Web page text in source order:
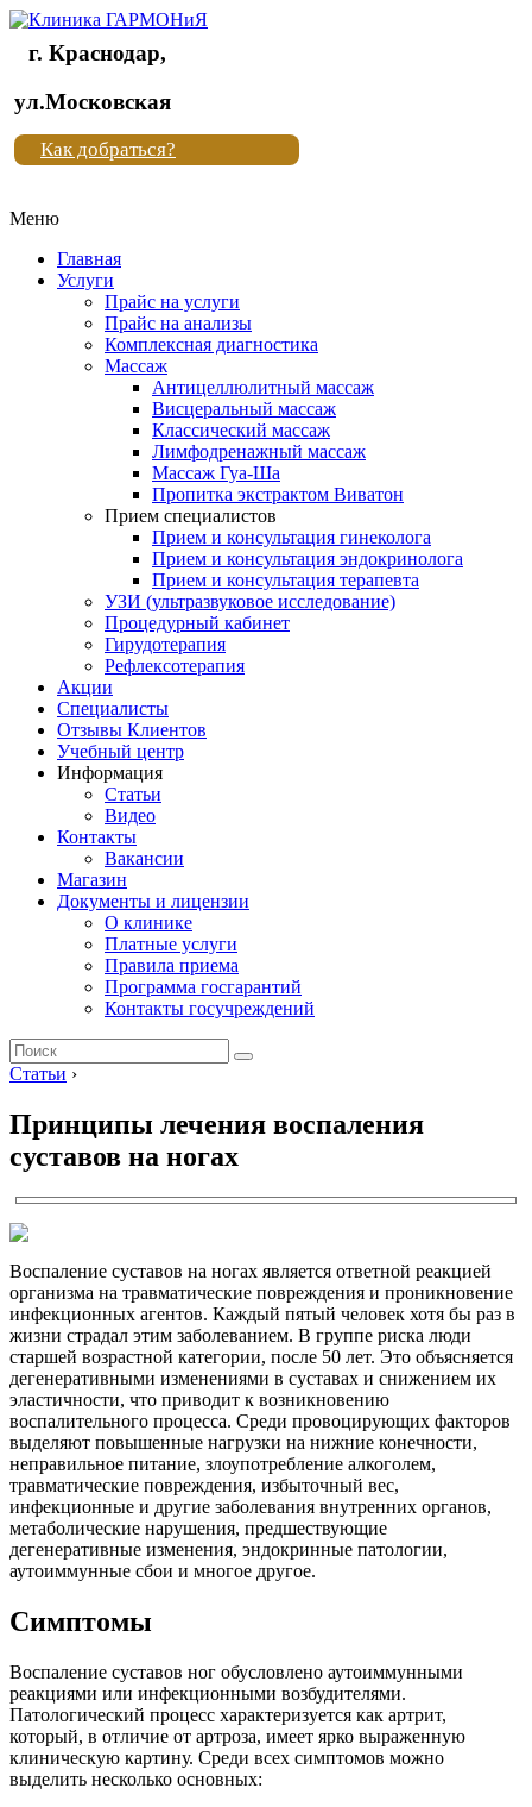
Клиника
"Новая
жизнь"
Клиника
жизнь"
г. Краснодар,
ул.Московская
Как добраться?
Меню
Главная
Услуги
Прайс на услуги
Прайс на анализы
Комплексная диагностика
Массаж
Антицеллюлитный массаж
Висцеральный массаж
Классический массаж
Лимфодренажный массаж
Массаж Гуа-Ша
Пропитка экстрактом Виватон
Прием специалистов
Прием и консультация гинеколога
Прием и консультация эндокринолога
Прием и консультация терапевта
УЗИ (ультразвуковое исследование)
Процедурный кабинет
Гирудотерапия
Рефлексотерапия
Акции
Специалисты
Отзывы Клиентов
Учебный центр
Информация
Статьи
Видео
Контакты
Вакансии
Магазин
Документы и лицензии
О клинике
Платные услуги
Правила приема
Программа госгарантий
Контакты госучреждений
Статьи ›
Принципы лечения воспаления
суставов на ногах
Воспаление суставов на ногах является ответной реакцией
организма на травматические повреждения и проникновение
инфекционных агентов. Каждый пятый человек хотя бы раз в
жизни страдал этим заболеванием. В группе риска люди
старшей возрастной категории, после 50 лет. Это объясняется
дегенеративными изменениями в суставах и снижением их
эластичности, что приводит к возникновению
воспалительного процесса. Среди провоцирующих факторов
выделяют повышенные нагрузки на нижние конечности,
неправильное питание, злоупотребление алкоголем,
травматические повреждения, избыточный вес,
инфекционные и другие заболевания внутренних органов,
метаболические нарушения, предшествующие
дегенеративные изменения, эндокринные патологии,
аутоиммунные сбои и многое другое.
Симптомы
Воспаление суставов ног обусловлено аутоиммунными
реакциями или инфекционными возбудителями.
Патологический процесс характеризуется как артрит,
который, в отличие от артроза, имеет ярко выраженную
клиническую картину. Среди всех симптомов можно
выделить несколько основных: